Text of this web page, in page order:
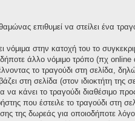
επιθυμεί να στείλει ένα
στην κατοχή του το
άλλο νόμιμο τρόπο (πχ online
το τραγούδι στη σελίδα,
στη σελίδα (στον ιδιοκτήτη
να κάνει το τραγούδι διαθέσιμο
που έστειλε το τραγούδι στη
της δωρεάς για οποιοδήποτε λόγο,